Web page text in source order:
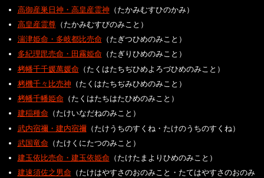
高御産巣日神・高皇産霊神（たかみむすひのかみ）
高皇産霊尊（たかみむすびのみこと）
湍津姫命・多岐都比売命 （たぎつひめのみこと）
多紀理毘売命・田霧姫命 （たぎりひめのみこと）
栲幡千千媛萬媛命 （たくはたちぢひめよろづひめのみこと）
栲機千々比売神（たくはたちぢみひめのみこと）
栲幡千幡姫命 （たくはたちはたひめのみこと）
建稲種命 （たけいなだねのみこと）
武内宿禰・建内宿禰（たけうちのすくね・たけのうちのすくね）
武国竜命 （たけくにたつのみこと）
建玉依比売命・建玉依姫命 （たけたまよりひめのみこと）
建速須佐之男命 （たけはやすさのおのみこと・たてはやすさのおのみ